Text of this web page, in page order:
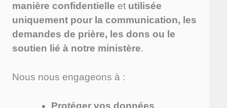
manière confidentielle et utilisée
uniquement pour la communication, les
demandes de prière, les dons ou le
soutien lié à notre ministère.
Nous nous engageons à :
Protéger vos données